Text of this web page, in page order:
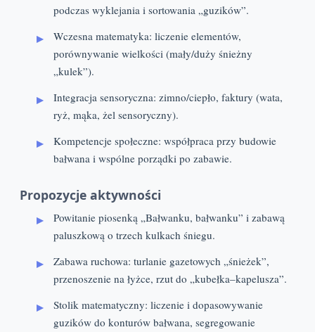
podczas wyklejania i sortowania „guzików”.
Wczesna matematyka: liczenie elementów,
porównywanie wielkości (mały/duży śnieżny
„kulek”).
Integracja sensoryczna: zimno/ciepło, faktury (wata,
ryż, mąka, żel sensoryczny).
Kompetencje społeczne: współpraca przy budowie
bałwana i wspólne porządki po zabawie.
Propozycje aktywności
Powitanie piosenką „Bałwanku, bałwanku” i zabawą
paluszkową o trzech kulkach śniegu.
Zabawa ruchowa: turlanie gazetowych „śnieżek”,
przenoszenie na łyżce, rzut do „kubełka–kapelusza”.
Stolik matematyczny: liczenie i dopasowywanie
guzików do konturów bałwana, segregowanie